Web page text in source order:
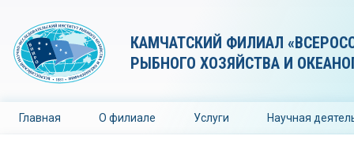
КАМЧАТСКИЙ ФИЛИАЛ
РЫБНОГО ХОЗЯЙСТВА И
Главная О филиале Услуги Научная